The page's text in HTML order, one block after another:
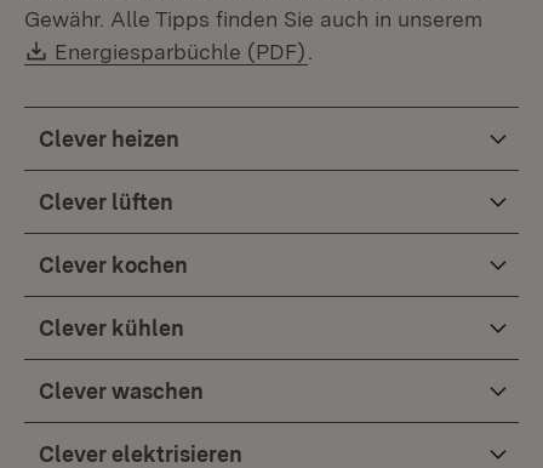
Gewähr. Alle Tipps finden Sie auch in unserem
Download:
Energiesparbüchle (PDF)
Clever heizen
Clever lüften
Clever kochen
Clever kühlen
Clever waschen
Clever elektrisieren